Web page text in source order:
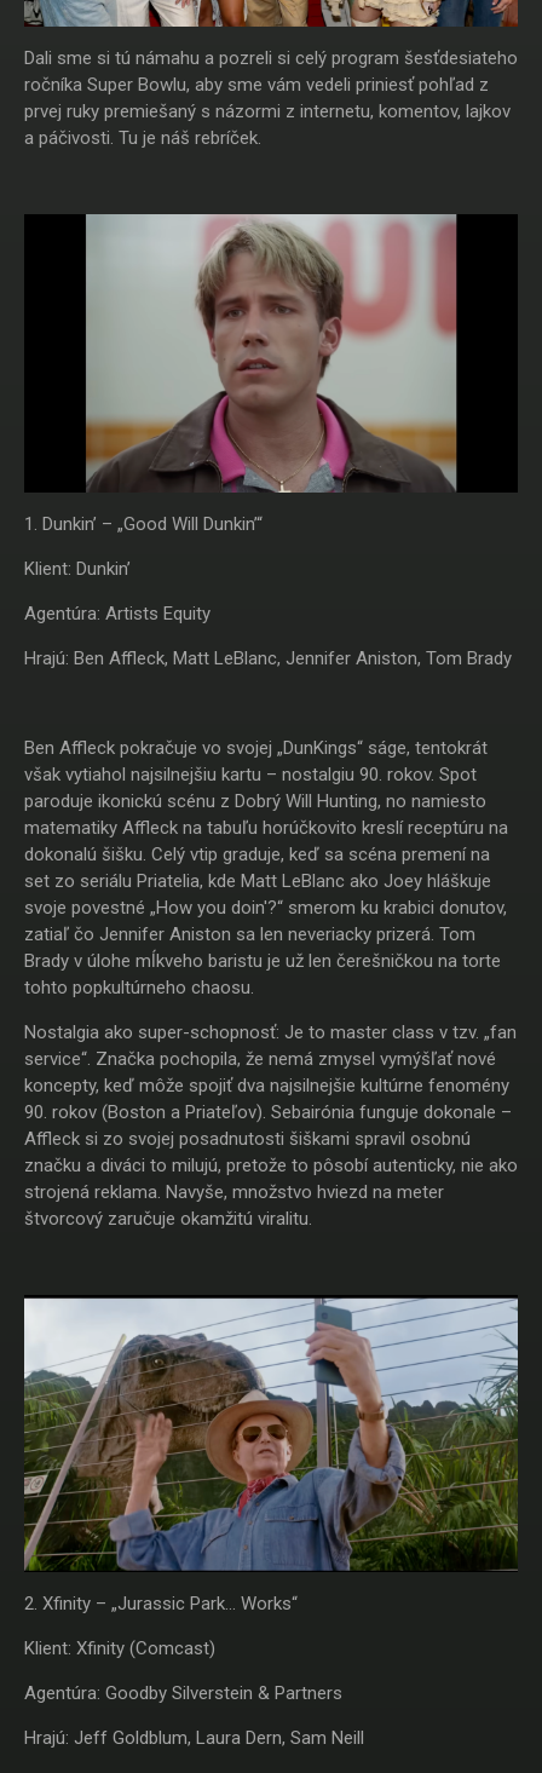
Dali sme si tú námahu a pozreli si celý program šesťdesiateho
ročníka Super Bowlu, aby sme vám vedeli priniesť pohľad z
prvej ruky premiešaný s názormi z internetu, komentov, lajkov
a páčivosti. Tu je náš rebríček.
1. Dunkin’ – „Good Will Dunkin’“
Klient: Dunkin’
Agentúra: Artists Equity
Hrajú: Ben Affleck, Matt LeBlanc, Jennifer Aniston, Tom Brady
Ben Affleck pokračuje vo svojej „DunKings“ ságe, tentokrát
však vytiahol najsilnejšiu kartu – nostalgiu 90. rokov. Spot
paroduje ikonickú scénu z Dobrý Will Hunting, no namiesto
matematiky Affleck na tabuľu horúčkovito kreslí receptúru na
dokonalú šišku. Celý vtip graduje, keď sa scéna premení na
set zo seriálu Priatelia, kde Matt LeBlanc ako Joey hláškuje
svoje povestné „How you doin'?“ smerom ku krabici donutov,
zatiaľ čo Jennifer Aniston sa len neveriacky prizerá. Tom
Brady v úlohe mĺkveho baristu je už len čerešničkou na torte
tohto popkultúrneho chaosu.
Nostalgia ako super-schopnosť: Je to master class v tzv. „fan
service“. Značka pochopila, že nemá zmysel vymýšľať nové
koncepty, keď môže spojiť dva najsilnejšie kultúrne fenomény
90. rokov (Boston a Priateľov). Sebairónia funguje dokonale –
Affleck si zo svojej posadnutosti šiškami spravil osobnú
značku a diváci to milujú, pretože to pôsobí autenticky, nie ako
strojená reklama. Navyše, množstvo hviezd na meter
štvorcový zaručuje okamžitú viralitu.
2. Xfinity – „Jurassic Park... Works“
Klient: Xfinity (Comcast)
Agentúra: Goodby Silverstein & Partners
Hrajú: Jeff Goldblum, Laura Dern, Sam Neill